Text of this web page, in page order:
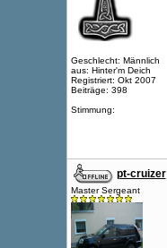
Geschlecht: Männlich
aus: Hinter'm Deich
Registriert: Okt 2007
Beiträge: 398
Stimmung:
pt-cruizer
Master Sergeant